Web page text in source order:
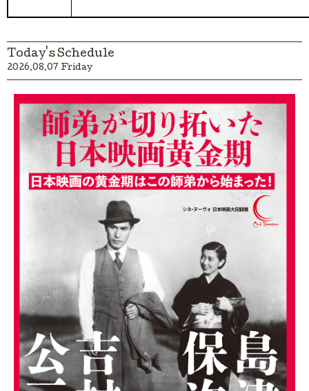
Today's Schedule
2026.08.07 Friday